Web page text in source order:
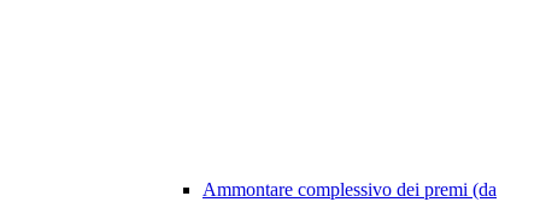
Ammontare complessivo dei premi (da